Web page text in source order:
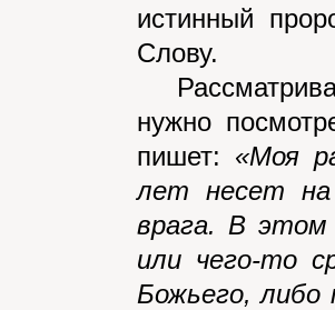
истинный
Слову.
нужно
пишет: «Моя
лет несет на
врага. В этом
или чего-то
Божьего, либо